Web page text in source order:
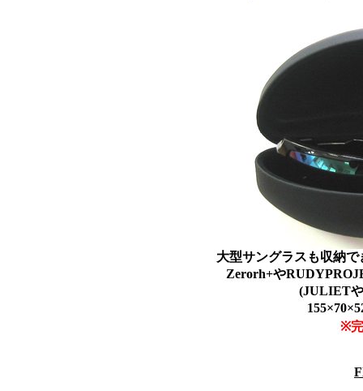
大型サングラスも収納
Zerorh+や
(JULIET
※